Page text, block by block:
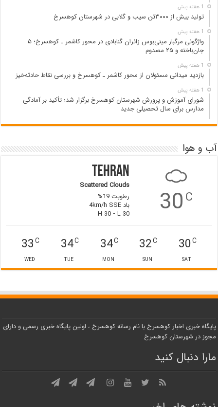
1 هفته پیش
تولید بیش از ۳۰۰۰تن سیب و گلابی در شهرستان کوهسرخ
1 هفته پیش
واژگونی مرگبار مینی‌بوس زائران گنابادی در محور کاشمر ـ کوهسرخ؛ ۵
جان‌باخته و ۲۵ مصدوم
1 هفته پیش
بازدید میدانی مسئولان از محور کاشمر ـ کوهسرخ و بررسی نقاط حادثه‌خیز
1 هفته پیش
شورای آموزش و پرورش شهرستان کوهسرخ برگزار شد؛ تأکید بر آمادگی
مدارس برای سال تحصیلی جدید
آب و هوا
30C
Tehran
Scattered Clouds
رطوبت 19%
باد 4km/h SSE
H 30 • L 30
30C
SAT
32C
SUN
34C
MON
34C
TUE
33C
WED
پایگاه خبری اخبار کوهسرخ با نام رسانه کوهسرخ ، اولین پایگاه خبری رسمی و دارای
مجوز در شهرستان کوهسرخ
مارا دنبال کنید